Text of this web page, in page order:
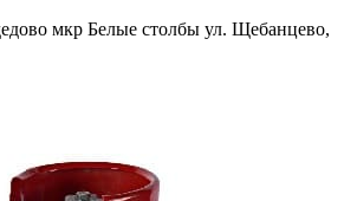
мкр Белые столбы ул. Щебанцево,